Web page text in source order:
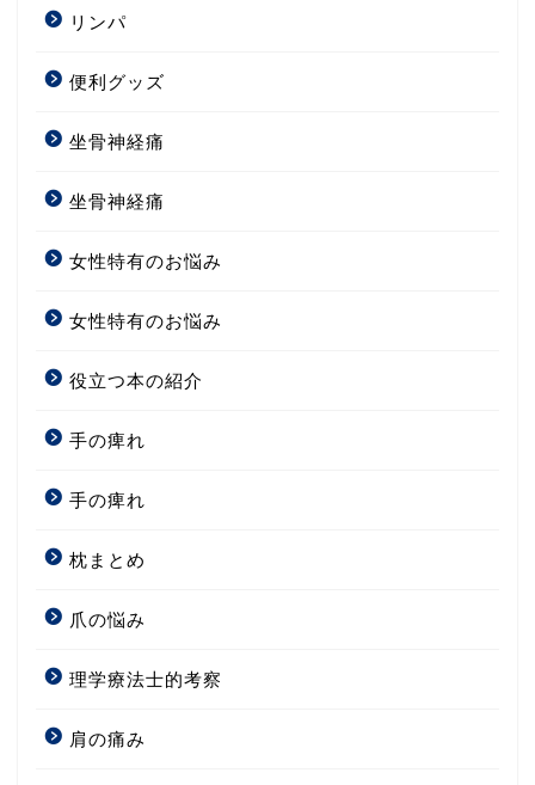
リンパ
便利グッズ
坐骨神経痛
坐骨神経痛
女性特有のお悩み
女性特有のお悩み
役立つ本の紹介
手の痺れ
手の痺れ
枕まとめ
爪の悩み
理学療法士的考察
肩の痛み